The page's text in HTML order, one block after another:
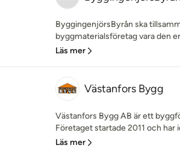
ByggingenjörsByrån ska
byggmaterialsföretag vara den
Läs mer
Västanfors Bygg
Västanfors Bygg AB är ett
Företaget startade 2011 och har
Läs mer